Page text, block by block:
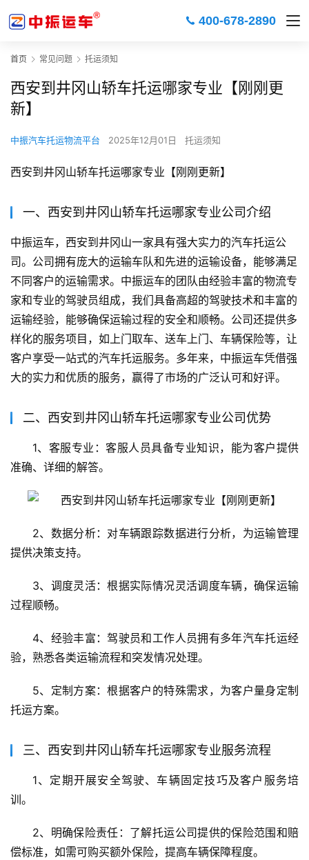
400-678-2890
首页 常见问题 托运须知
西安到井冈山轿车托运哪家专业【刚刚更
新】
中振汽车托运物流平台 2025年12月01日 托运须知
西安到井冈山轿车托运哪家专业【刚刚更新】
一、西安到井冈山轿车托运哪家专业公司介绍
中振运车，西安到井冈山一家具有强大实力的汽车托运公
司。公司拥有庞大的运输车队和先进的运输设备，能够满足
不同客户的运输需求。中振运车的团队由经验丰富的物流专
家和专业的驾驶员组成，我们具备高超的驾驶技术和丰富的
运输经验，能够确保运输过程的安全和顺畅。公司还提供多
样化的服务项目，如上门取车、送车上门、车辆保险等，让
客户享受一站式的汽车托运服务。多年来，中振运车凭借强
大的实力和优质的服务，赢得了市场的广泛认可和好评。
二、西安到井冈山轿车托运哪家专业公司优势
1、客服专业：客服人员具备专业知识，能为客户提供
准确、详细的解答。
2、数据分析：对车辆跟踪数据进行分析，为运输管理
提供决策支持。
3、调度灵活：根据实际情况灵活调度车辆，确保运输
过程顺畅。
4、经验丰富：驾驶员和工作人员拥有多年汽车托运经
验，熟悉各类运输流程和突发情况处理。
5、定制方案：根据客户的特殊需求，为客户量身定制
托运方案。
三、西安到井冈山轿车托运哪家专业服务流程
1、定期开展安全驾驶、车辆固定技巧及客户服务培
训。
2、明确保险责任：了解托运公司提供的保险范围和赔
偿标准，如需可购买额外保险，提高车辆保障程度。